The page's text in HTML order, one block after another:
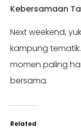
Kebersamaan
Next weekend,
kampung
momen paling
bersama.
Related